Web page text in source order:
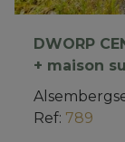
DWORP
+ maison
Ref: 789